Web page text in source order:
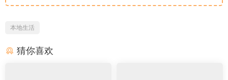
本地生活
猜你喜欢